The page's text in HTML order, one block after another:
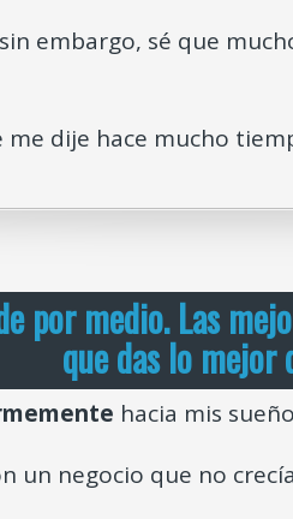
embargo, sé que
me dije hace mucho
por medio. Las
que das lo mejor
hacia mis
un negocio que no